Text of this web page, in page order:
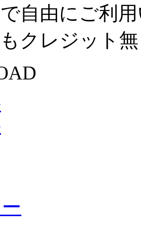
自由にご利
クレジット